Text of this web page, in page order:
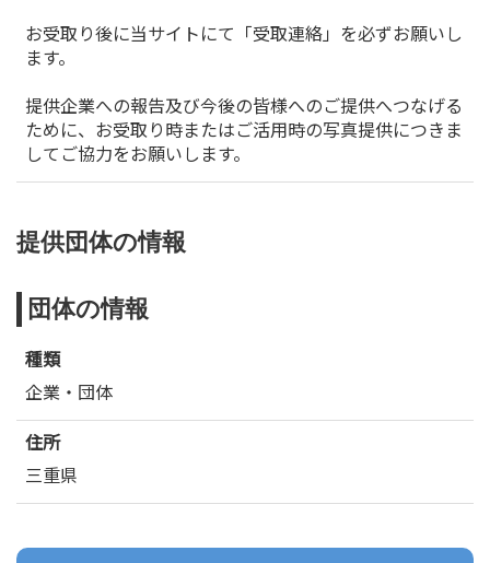
お受取り後に当サイトにて「受取連絡」を必ずお願いし
ます。
提供企業への報告及び今後の皆様へのご提供へつなげる
ために、お受取り時またはご活用時の写真提供につきま
してご協力をお願いします。
提供団体の情報
団体の情報
種類
企業・団体
住所
三重県